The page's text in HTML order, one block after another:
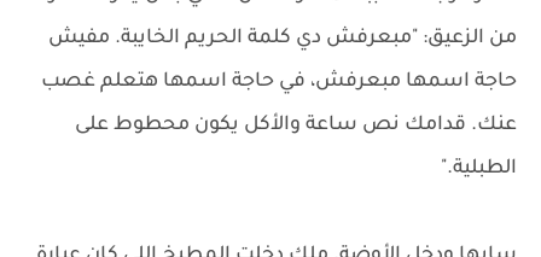
من الزعيق: "مبعرفش دي كلمة الحريم الخايبة. مفيش
حاجة اسمها مبعرفش، في حاجة اسمها هتعلم غصب
عنك. قدامك نص ساعة والأكل يكون محطوط على
الطبلية."